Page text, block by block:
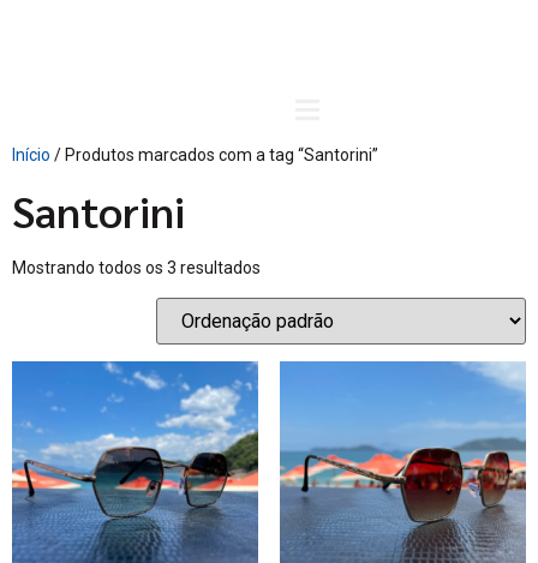
Início / Produtos marcados com a tag “Santorini”
Santorini
Mostrando todos os 3 resultados